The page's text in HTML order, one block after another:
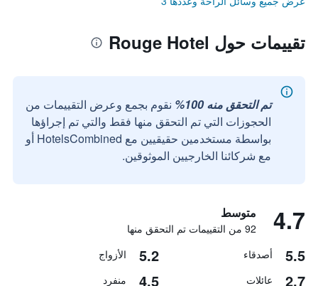
تقييمات حول Rouge Hotel
تم التحقق منه 100%
نقوم بجمع وعرض التقييمات من
الحجوزات التي تم التحقق منها فقط والتي تم إجراؤها
بواسطة مستخدمين حقيقيين مع HotelsCombined أو
مع شركائنا الخارجيين الموثوقين.
4.7 متوسط
92 من التقييمات تم التحقق منها
5.5 أصدقاء 5.2 الأزواج
2.7 عائلات 4.5 منفرد